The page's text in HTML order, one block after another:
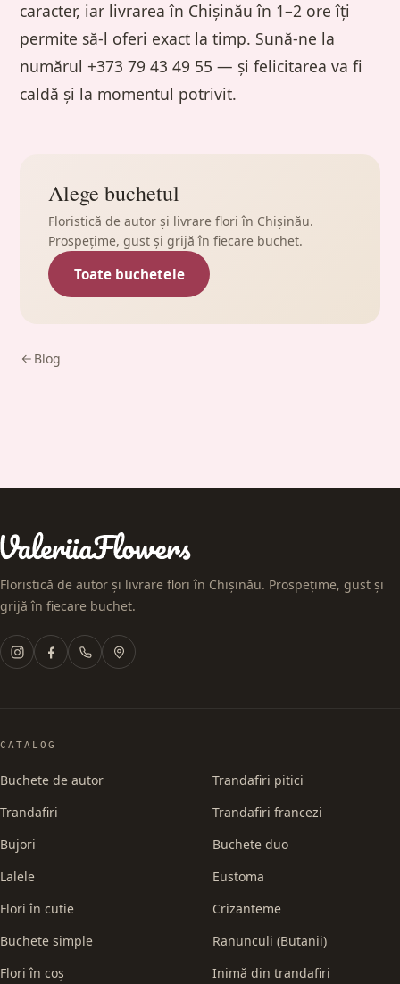
caracter, iar livrarea în Chișinău în 1–2 ore îți
permite să-l oferi exact la timp. Sună-ne la
numărul +373 79 43 49 55 — și felicitarea va fi
caldă și la momentul potrivit.
Alege buchetul
Floristică de autor și livrare flori în Chișinău.
Prospețime, gust și grijă în fiecare buchet.
Toate buchetele
Blog
Floristică de autor și livrare flori în Chișinău. Prospețime, gust și
grijă în fiecare buchet.
CATALOG
Buchete de autor
Trandafiri
Bujori
Lalele
Flori în cutie
Buchete simple
Flori în coș
Trandafiri pitici
Trandafiri francezi
Buchete duo
Eustoma
Crizanteme
Ranunculi (Butanii)
Inimă din trandafiri